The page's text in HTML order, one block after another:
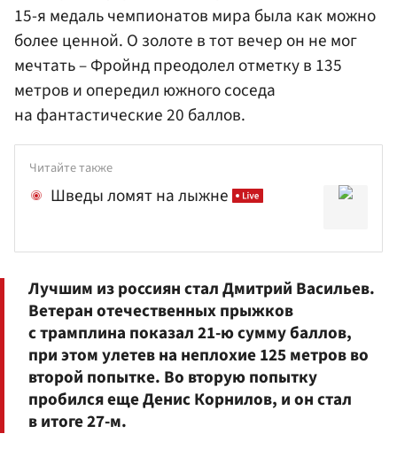
15-я медаль чемпионатов мира была как можно
более ценной. О золоте в тот вечер он не мог
мечтать – Фройнд преодолел отметку в 135
метров и опередил южного соседа
на фантастические 20 баллов.
Читайте также
Шведы ломят на лыжне
Лучшим из россиян сталДмитрий Васильев.
Ветеран отечественных прыжков
с трамплина показал 21-ю сумму баллов,
при этом улетев на неплохие 125 метров во
второй попытке. Во вторую попытку
пробился ещеДенис Корнилов, и он стал
в итоге 27-м.